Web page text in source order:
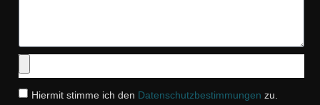
Hiermit stimme ich den Datenschutzbestimmungen zu.